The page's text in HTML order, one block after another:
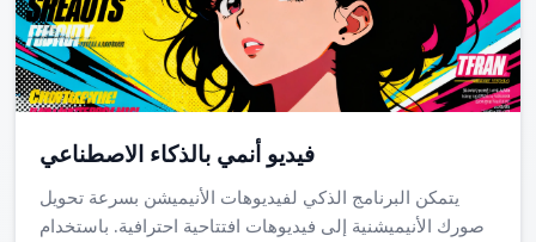
فيديو أنمي بالذكاء الاصطناعي
يتمكن البرنامج الذكي لفيديوهات الأنيميشن بسرعة تحويل
صورك الأنيميشنية إلى فيديوهات افتتاحية احترافية. باستخدام